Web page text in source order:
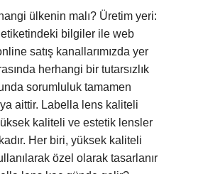
ülkenin malı? Üretim yeri:
bilgiler ile web
satış kanallarımızda yer
herhangi bir tutarsızlık
sorumluluk tamamen
aittir. Labella lens kaliteli
kaliteli ve estetik lensler
Her biri, yüksek kaliteli
özel olarak tasarlanır